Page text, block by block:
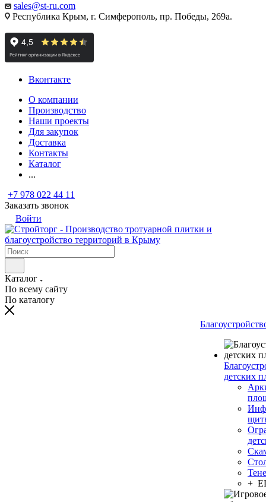
sales@st-ru.com
Республика Крым, г. Симферополь, пр. Победы, 269а.
Вконтакте
О компании
Производство
Наши проекты
Для закупок
Доставка
Контакты
Каталог
...
+7 978 022 44 11
Заказать звонок
Войти
Каталог
По всему сайту
По каталогу
детских
+